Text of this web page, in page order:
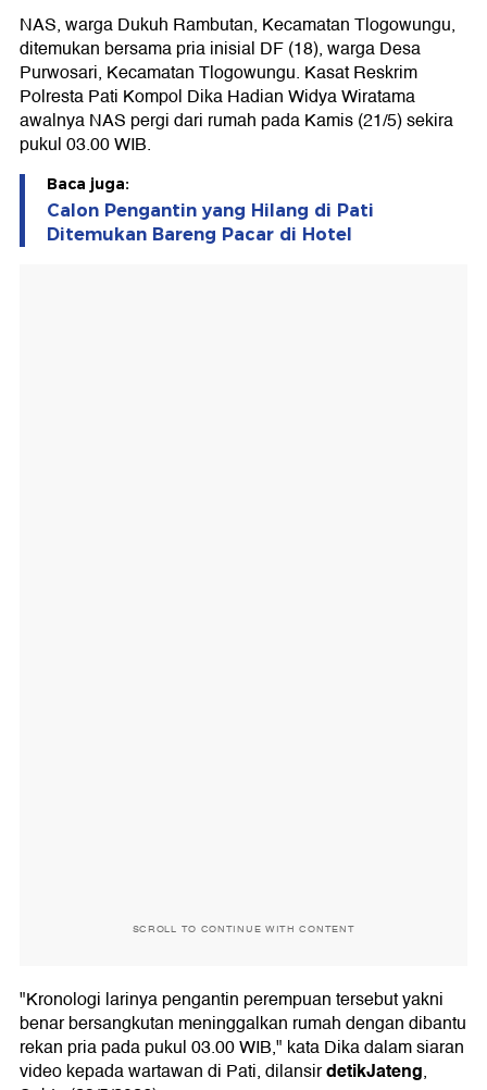
NAS, warga Dukuh Rambutan, Kecamatan Tlogowungu,
ditemukan bersama pria inisial DF (18), warga Desa
Purwosari, Kecamatan Tlogowungu. Kasat Reskrim
Polresta Pati Kompol Dika Hadian Widya Wiratama
awalnya NAS pergi dari rumah pada Kamis (21/5) sekira
pukul 03.00 WIB.
Baca juga:
Calon Pengantin yang Hilang di Pati
Ditemukan Bareng Pacar di Hotel
SCROLL TO CONTINUE WITH CONTENT
"Kronologi larinya pengantin perempuan tersebut yakni
benar bersangkutan meninggalkan rumah dengan dibantu
rekan pria pada pukul 03.00 WIB," kata Dika dalam siaran
video kepada wartawan di Pati, dilansirdetikJateng,